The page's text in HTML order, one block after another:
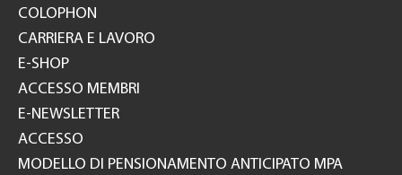
COLOPHON
CARRIERA E LAVORO
E-SHOP
ACCESSO MEMBRI
E-NEWSLETTER
ACCESSO
MODELLO DI PENSIONAMENTO ANTICIPATO MPA